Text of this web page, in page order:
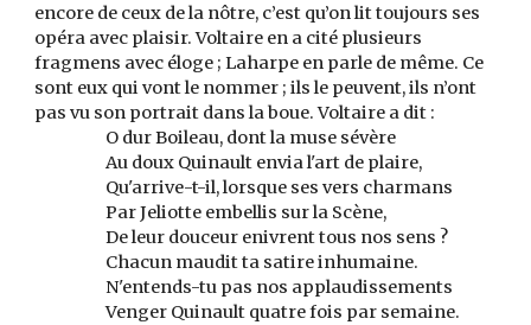
encore de ceux de la nôtre, c’est qu’on lit toujours ses
opéra avec plaisir. Voltaire en a cité plusieurs
fragmens avec éloge ; Laharpe en parle de même. Ce
sont eux qui vont le nommer ; ils le peuvent, ils n’ont
pas vu son portrait dans la boue. Voltaire a dit :
O dur Boileau, dont la muse sévère
Au doux Quinault envia l'art de plaire,
Qu'arrive-t-il, lorsque ses vers charmans
Par Jeliotte embellis sur la Scène,
De leur douceur enivrent tous nos sens ?
Chacun maudit ta satire inhumaine.
N'entends-tu pas nos applaudissements
Venger Quinault quatre fois par semaine.